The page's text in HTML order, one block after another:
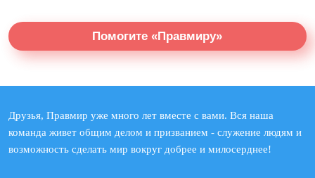
Помогите «Правмиру»
Друзья, Правмир уже много лет вместе с вами. Вся наша
команда живет общим делом и призванием - служение людям и
возможность сделать мир вокруг добрее и милосерднее!